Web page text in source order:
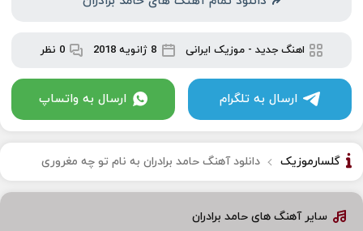
اهنگ جدید -موزیک ایرانی 8 ژانویه 2018 0 نظر
ارسال به تلگرام ارسال به واتساپ
گلسارموزیک دانلود آهنگ حامد برادران به نام تو چه مغروری
سایر آهنگ های حامد برادران